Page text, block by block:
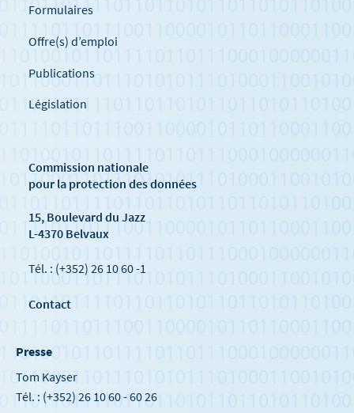
Formulaires
Offre(s) d’emploi
Publications
Législation
Commission nationale
pour la protection des données
15, Boulevard du Jazz
L-4370 Belvaux
Tél. : (+352) 26 10 60 -1
Contact
Presse
Tom Kayser
Tél. : (+352) 26 10 60 - 60 26